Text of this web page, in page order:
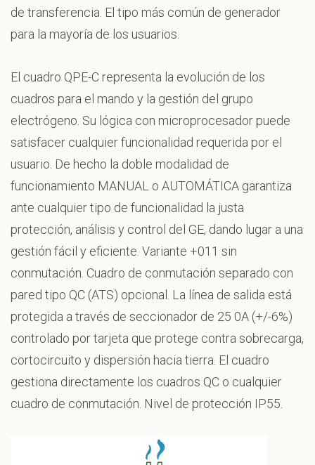
de transferencia. El tipo más común de generador
para la mayoría de los usuarios.
El cuadro QPE-C representa la evolución de los
cuadros para el mando y la gestión del grupo
electrógeno. Su lógica con microprocesador puede
satisfacer cualquier funcionalidad requerida por el
usuario. De hecho la doble modalidad de
funcionamiento MANUAL o AUTOMÁTICA garantiza
ante cualquier tipo de funcionalidad la justa
protección, análisis y control del GE, dando lugar a una
gestión fácil y eficiente. Variante +011 sin
conmutación. Cuadro de conmutación separado con
pared tipo QC (ATS) opcional. La línea de salida está
protegida a través de seccionador de 25 0A (+/-6%)
controlado por tarjeta que protege contra sobrecarga,
cortocircuito y dispersión hacia tierra. El cuadro
gestiona directamente los cuadros QC o cualquier
cuadro de conmutación. Nivel de protección IP55.